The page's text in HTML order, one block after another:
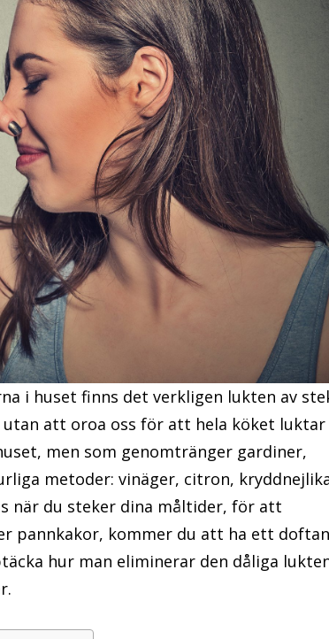
i huset finns det verkligen lukten av
utan att oroa oss för att hela köket luktar
men som genomtränger gardiner,
metoder: vinäger, citron,
när du steker dina måltider, för att
pannkakor, kommer du att ha ett
hur man eliminerar den dåliga